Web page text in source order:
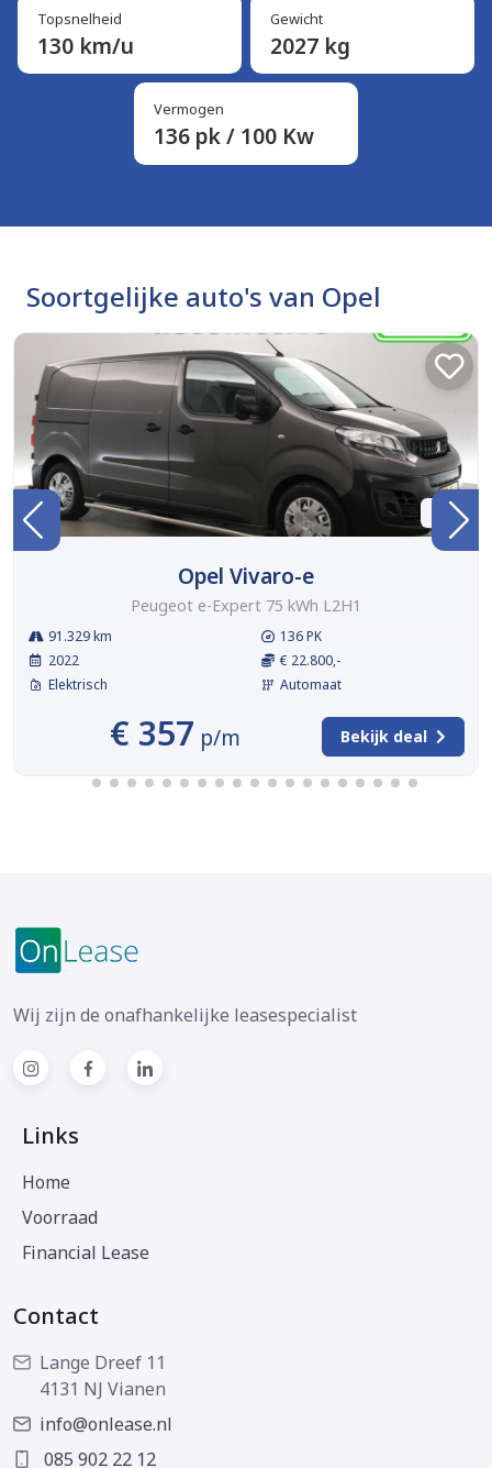
Topsnelheid
130 km/u
Gewicht
2027 kg
Vermogen
136 pk / 100 Kw
Soortgelijke auto's van Opel
BTW
Opel Vivaro-e
Peugeot e-Expert 75 kWh L2H1
91.329 km
2022
Elektrisch
136 PK
€ 22.800,-
Automaat
€ 357 p/m Bekijk deal
Wij zijn de onafhankelijke leasespecialist
Links
Home
Voorraad
Financial Lease
Contact
Lange Dreef 11
4131 NJ Vianen
info@onlease.nl
085 902 22 12